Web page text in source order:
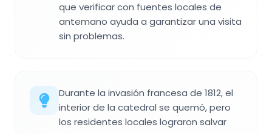
que verificar con fuentes locales de
antemano ayuda a garantizar una visita
sin problemas.
Durante la invasión francesa de 1812, el
interior de la catedral se quemó, pero
los residentes locales lograron salvar